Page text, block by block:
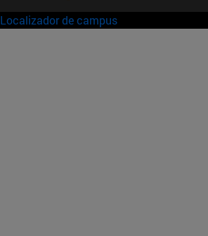
Localizador de campus